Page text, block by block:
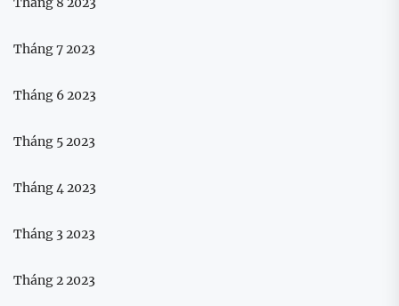
Tháng 7 2023
Tháng 6 2023
Tháng 5 2023
Tháng 4 2023
Tháng 3 2023
Tháng 2 2023